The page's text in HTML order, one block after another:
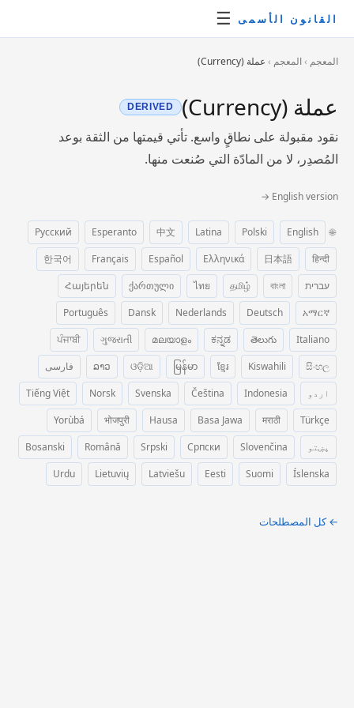
القانون الأسمى ☰
المعجم ›المعجم › عملة (Currency)
عملة (Currency) DERIVED
نقود مقبولة على نطاقٍ واسع. تأتي قيمتها من الثقة بوعد
المُصدِر، لا من المادّة التي صُنعت منها.
English version →
🌐
English
Polski
Latina
中文
Esperanto
Русский
हिन्दी
日本語
Ελληνικά
Español
Français
한국어
עברית
বাংলা
தமிழ்
ไทย
ქართული
Հայերեն
አማርኛ
Deutsch
Nederlands
Dansk
Português
Italiano
తెలుగు
ಕನ್ನಡ
മലയാളം
ગુજરાતી
ਪੰਜਾਬੀ
සිංහල
Kiswahili
ខ្មែរ
မြန်မာ
ଓଡ଼ିଆ
ລາວ
فارسی
اردو
Indonesia
Čeština
Svenska
Norsk
Tiếng Việt
Türkçe
मराठी
Basa Jawa
Hausa
भोजपुरी
Yorùbá
پښتو
Slovenčina
Српски
Srpski
Română
Bosanski
Íslenska
Suomi
Eesti
Latviešu
Lietuvių
Urdu
← كل المصطلحات